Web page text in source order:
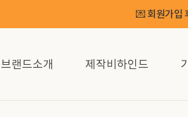
💌 회원가입
브랜드소개 제작비하인드